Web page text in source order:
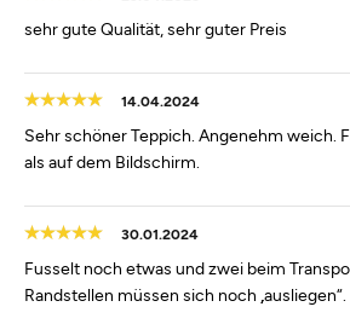
sehr gute Qualität, sehr guter Preis
14.04.2024
Sehr schöner Teppich. Angenehm weich.
als auf dem Bildschirm.
30.01.2024
Fusselt noch etwas und zwei beim
Randstellen müssen sich noch „ausliegen“.